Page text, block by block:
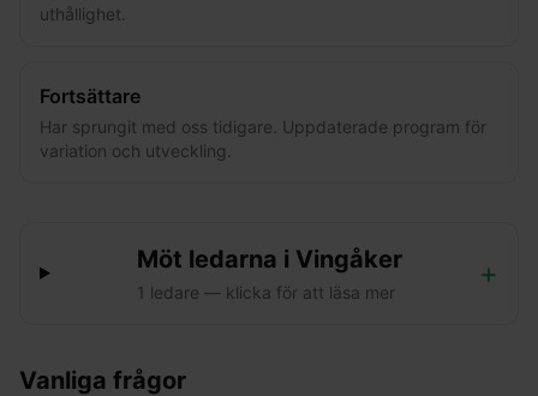
uthållighet.
Fortsättare
Har sprungit med oss tidigare. Uppdaterade program för
variation och utveckling.
Möt ledarna i Vingåker
1 ledare — klicka för att läsa mer
+
Vanliga frågor